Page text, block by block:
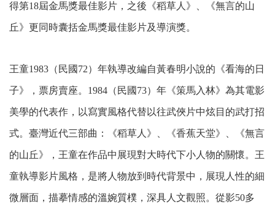
得第18屆金馬獎最佳影片，之後《稻草人》、《無言的山
丘》更同時囊括金馬獎最佳影片及導演獎。
王童1983（民國72）年執導改編自黃春明小說的《看海的日
子》，票房賣座。1984（民國73）年《策馬入林》為其電影
美學的代表作，以寫實風格代替以往武俠片中炫目的武打招
式。臺灣近代三部曲：《稻草人》、《香蕉天堂》、《無言
的山丘》，王童在作品中展現對大時代下小人物的關懷。王
童執導影片風格，是將人物放到時代背景中，展現人性的細
微層面，描摹情感的溫婉質樸，深具人文觀照。從影50多